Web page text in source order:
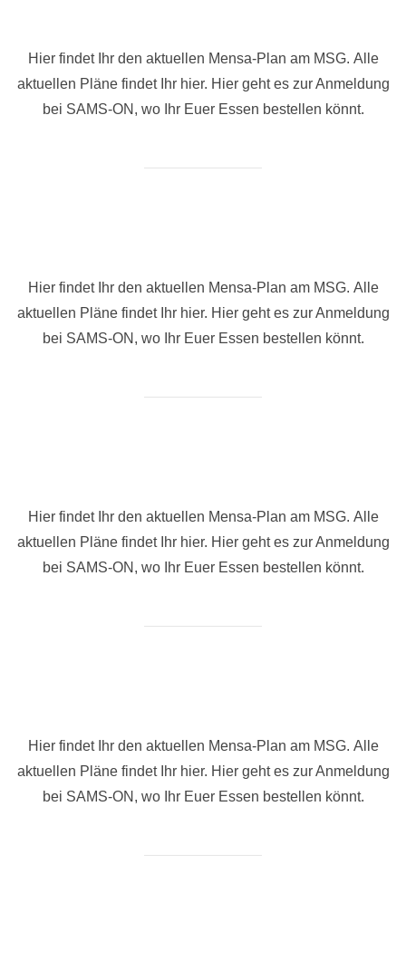
Hier findet Ihr den aktuellen Mensa-Plan am MSG. Alle
aktuellen Pläne findet Ihr hier. Hier geht es zur Anmeldung
bei SAMS-ON, wo Ihr Euer Essen bestellen könnt.
Hier findet Ihr den aktuellen Mensa-Plan am MSG. Alle
aktuellen Pläne findet Ihr hier. Hier geht es zur Anmeldung
bei SAMS-ON, wo Ihr Euer Essen bestellen könnt.
Hier findet Ihr den aktuellen Mensa-Plan am MSG. Alle
aktuellen Pläne findet Ihr hier. Hier geht es zur Anmeldung
bei SAMS-ON, wo Ihr Euer Essen bestellen könnt.
Hier findet Ihr den aktuellen Mensa-Plan am MSG. Alle
aktuellen Pläne findet Ihr hier. Hier geht es zur Anmeldung
bei SAMS-ON, wo Ihr Euer Essen bestellen könnt.